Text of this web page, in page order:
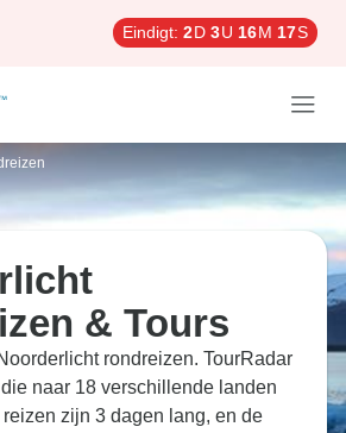
Eindigt: 2D 3U 16M 15S
& Tours
rondreizen. TourRadar
naar 18 verschillende landen
zijn 3 dagen lang, en de